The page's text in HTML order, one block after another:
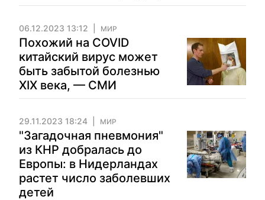
06.12.2023 13:12 МИР
Похожий на COVID
китайский вирус может
быть забытой болезнью
XIX века, — СМИ
29.11.2023 18:24 МИР
"Загадочная пневмония"
из КНР добралась до
Европы: в Нидерландах
растет число заболевших
детей